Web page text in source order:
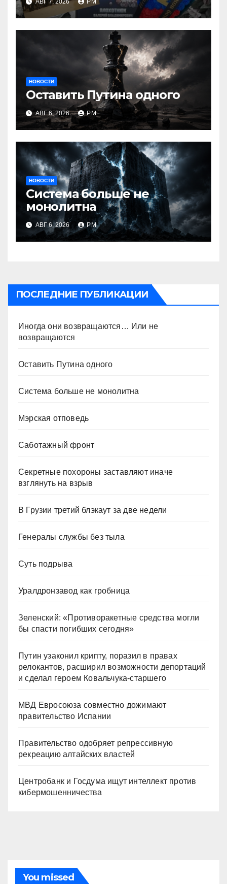
АВГ 7, 2026 РМ
НОВОСТИ
Оставить Путина одного
АВГ 6, 2026 РМ
НОВОСТИ
Система больше не
монолитна
АВГ 6, 2026 РМ
ПОСЛЕДНИЕ ПУБЛИКАЦИИ
Иногда они возвращаются… Или не
возвращаются
Оставить Путина одного
Система больше не монолитна
Мэрская отповедь
Саботажный фронт
Секретные похороны заставляют иначе
взглянуть на взрыв
В Грузии третий блэкаут за две недели
Генералы службы без тыла
Суть подрыва
Уралдронзавод как гробница
Зеленский: «Противоракетные средства могли
бы спасти погибших сегодня»
Путин узаконил крипту, поразил в правах
релокантов, расширил возможности депортаций
и сделал героем Ковальчука-старшего
МВД Евросоюза совместно дожимают
правительство Испании
Правительство одобряет репрессивную
рекреацию алтайских властей
Центробанк и Госдума ищут интеллект против
кибермошенничества
You missed